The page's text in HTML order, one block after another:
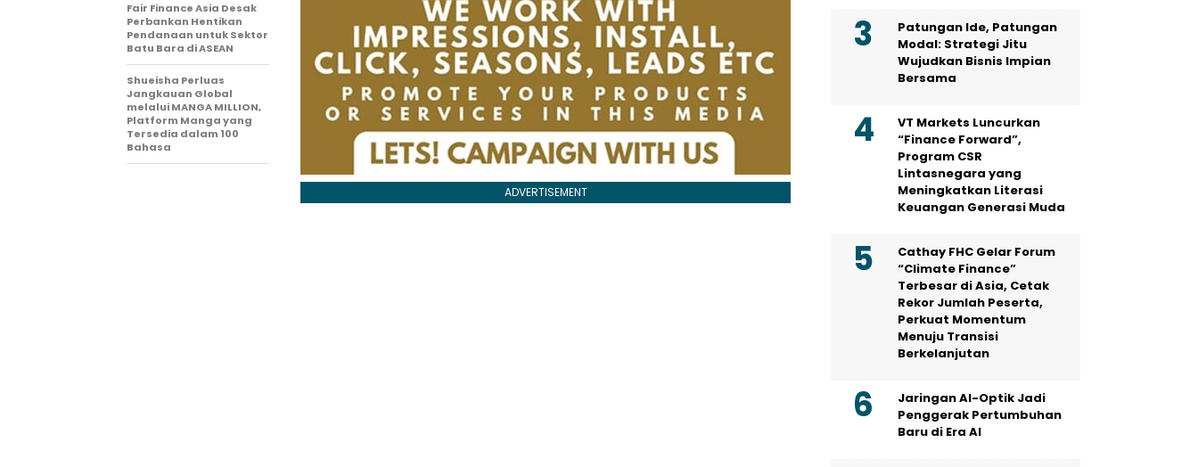
ADVERTISEMENT
Fair Finance Asia Desak
Perbankan Hentikan
Pendanaan untuk Sektor
Batu Bara di ASEAN
Shueisha Perluas
Jangkauan Global
melalui MANGA MILLION,
Platform Manga yang
Tersedia dalam 100
Bahasa
Patungan Ide, Patungan
Modal: Strategi Jitu
Wujudkan Bisnis Impian
Bersama
VT Markets Luncurkan
“Finance Forward”,
Program CSR
Lintasnegara yang
Meningkatkan Literasi
Keuangan Generasi Muda
Cathay FHC Gelar Forum
“Climate Finance”
Terbesar di Asia, Cetak
Rekor Jumlah Peserta,
Perkuat Momentum
Menuju Transisi
Berkelanjutan
Jaringan AI-Optik Jadi
Penggerak Pertumbuhan
Baru di Era AI